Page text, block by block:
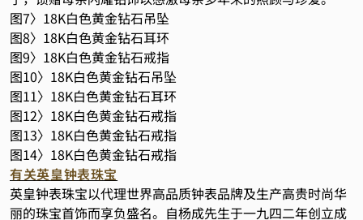
图7〉18K白色黄金钻石吊坠
图8〉18K白色黄金钻石耳环
图9〉18K白色黄金钻石戒指
图10〉18K白色黄金钻石吊坠
图11〉18K白色黄金钻石耳环
图12〉18K白色黄金钻石戒指
图13〉18K白色黄金钻石戒指
图14〉18K白色黄金钻石戒指
有关英皇钟表珠宝
英皇钟表珠宝以代理世界高品质钟表品牌及生产高贵时尚华
丽的珠宝首饰而享负盛名。自杨成先生于一九四二年创立成